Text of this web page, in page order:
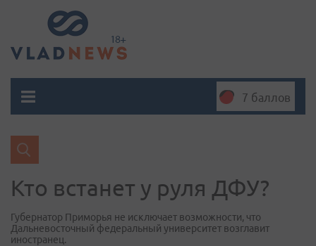
7 баллов
Кто встанет у руля ДФУ?
Губернатор Приморья не исключает возможности, что
Дальневосточный федеральный университет возглавит
иностранец.